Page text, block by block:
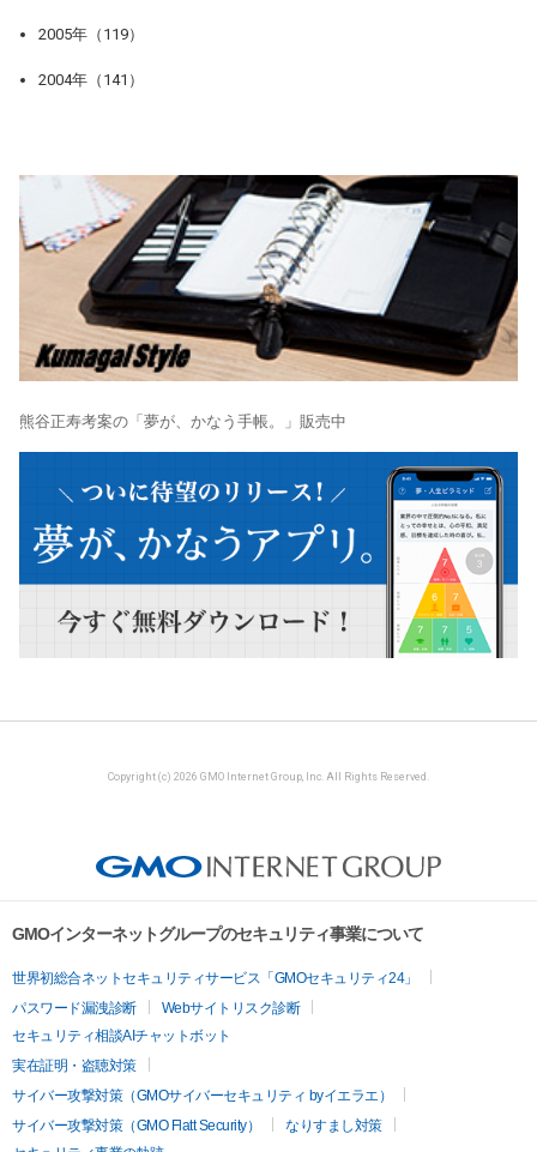
2005年（119）
2004年（141）
熊谷正寿考案の「夢が、かなう手帳。」販売中
Copyright (c) 2026 GMO Internet Group, Inc. All Rights Reserved.
GMOインターネットグループのセキュリティ事業について
世界初総合ネットセキュリティサービス「GMOセキュリティ24」
パスワード漏洩診断
Webサイトリスク診断
セキュリティ相談AIチャットボット
実在証明・盗聴対策
サイバー攻撃対策（GMOサイバーセキュリティ byイエラエ）
サイバー攻撃対策（GMO Flatt Security）
なりすまし対策